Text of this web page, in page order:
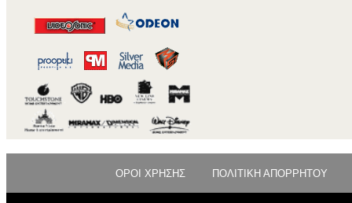
ΟΡΟΙ ΧΡΗΣΗΣ ΠΟΛΙΤΙΚΗ ΑΠΟΡΡΗΤΟΥ